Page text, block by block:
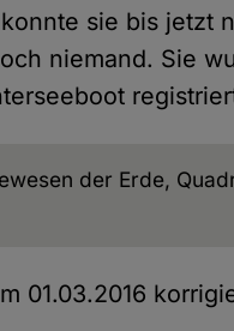
sie bis jetzt
niemand. Sie
der Erde,
01.03.2016